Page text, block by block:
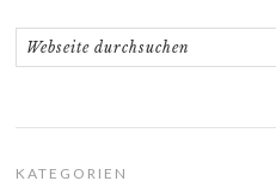
KATEGORIEN